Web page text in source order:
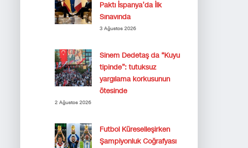
Paktı İspanya’da İlk
Sınavında
3 Ağustos 2026
Sinem Dedetaş da “Kuyu
tipinde”: tutuksuz
yargılama korkusunun
ötesinde
2 Ağustos 2026
Futbol Küreselleşirken
Şampiyonluk Coğrafyası